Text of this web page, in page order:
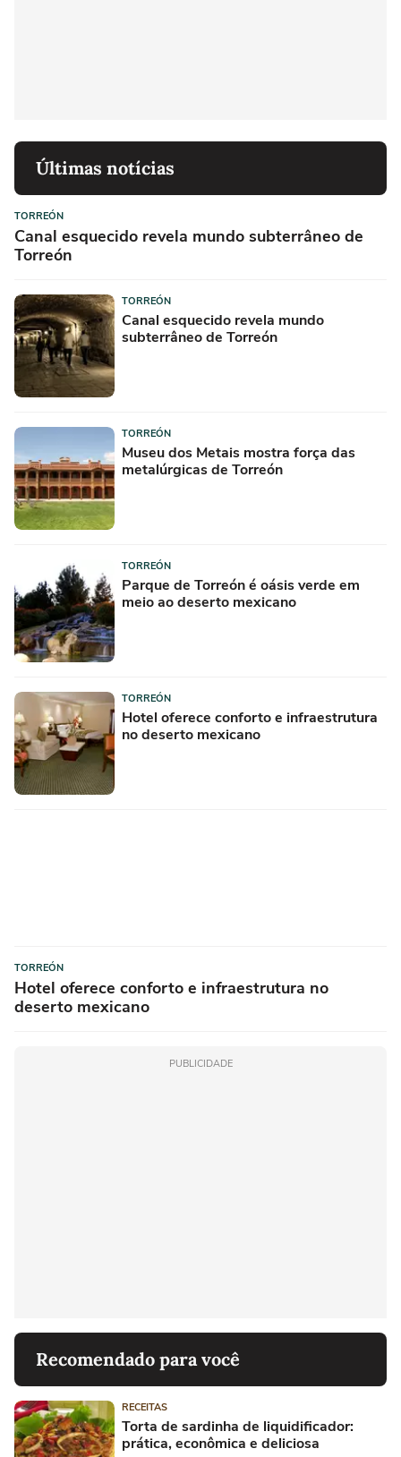
Últimas notícias
TORREÓN
Canal esquecido revela mundo subterrâneo de
Torreón
TORREÓN
Canal esquecido revela mundo
subterrâneo de Torreón
TORREÓN
Museu dos Metais mostra força das
metalúrgicas de Torreón
TORREÓN
Parque de Torreón é oásis verde em
meio ao deserto mexicano
TORREÓN
Hotel oferece conforto e infraestrutura
no deserto mexicano
TORREÓN
Hotel oferece conforto e infraestrutura no
deserto mexicano
PUBLICIDADE
Recomendado para você
RECEITAS
Torta de sardinha de liquidificador:
prática, econômica e deliciosa